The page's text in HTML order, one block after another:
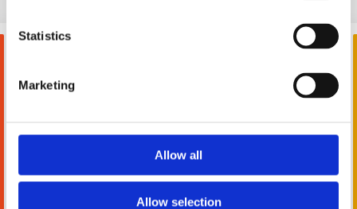
Statistics
Marketing
Allow all
Allow selection